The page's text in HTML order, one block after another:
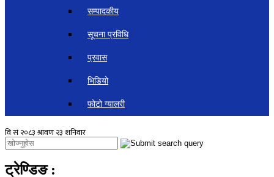
सम्पादकीय
सूचना प्रविधि
प्रवास
भिडियो
फोटो ग्यालरी
ट्रेण्डिङ :